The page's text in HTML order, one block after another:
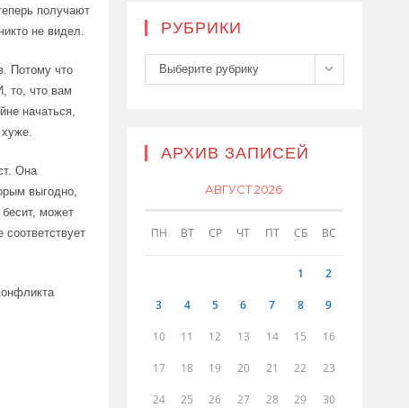
получают
не видел.
Потому что
то, что вам
начаться,
хуже.
Она
выгодно,
может
РУБРИКИ
Рубрики
Выберите рубрику
АРХИВ ЗАПИСЕЙ
АВГУСТ 2026
ПН ВТ СР ЧТ ПТ СБ ВС
1 2
3 4 5 6 7 8 9
10 11 12 13 14 15 16
17 18 19 20 21 22 23
24 25 26 27 28 29 30